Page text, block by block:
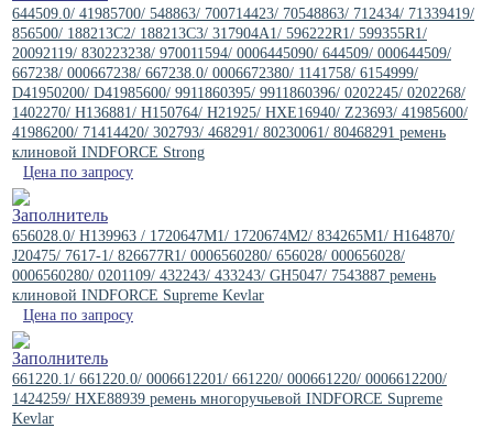
644509.0/ 41985700/ 548863/ 700714423/ 70548863/ 712434/ 71339419/
856500/ 188213C2/ 188213C3/ 317904A1/ 596222R1/ 599355R1/
20092119/ 830223238/ 970011594/ 0006445090/ 644509/ 000644509/
667238/ 000667238/ 667238.0/ 0006672380/ 1141758/ 6154999/
D41950200/ D41985600/ 9911860395/ 9911860396/ 0202245/ 0202268/
1402270/ H136881/ H150764/ H21925/ HXE16940/ Z23693/ 41985600/
41986200/ 71414420/ 302793/ 468291/ 80230061/ 80468291 ремень
клиновой INDFORCE Strong
Цена по запросу
656028.0/ H139963 / 1720647M1/ 1720674M2/ 834265M1/ H164870/
J20475/ 7617-1/ 826677R1/ 0006560280/ 656028/ 000656028/
0006560280/ 0201109/ 432243/ 433243/ GH5047/ 7543887 ремень
клиновой INDFORCE Supreme Kevlar
Цена по запросу
661220.1/ 661220.0/ 0006612201/ 661220/ 000661220/ 0006612200/
1424259/ HXE88939 ремень многоручьевой INDFORCE Supreme
Kevlar